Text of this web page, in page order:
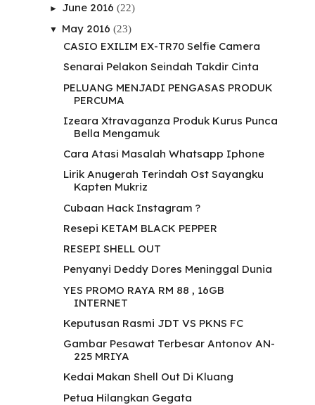
► June 2016 (22)
▼ May 2016 (23)
CASIO EXILIM EX-TR70 Selfie Camera
Senarai Pelakon Seindah Takdir Cinta
PELUANG MENJADI PENGASAS PRODUK
PERCUMA
Izeara Xtravaganza Produk Kurus Punca
Bella Mengamuk
Cara Atasi Masalah Whatsapp Iphone
Lirik Anugerah Terindah Ost Sayangku
Kapten Mukriz
Cubaan Hack Instagram ?
Resepi KETAM BLACK PEPPER
RESEPI SHELL OUT
Penyanyi Deddy Dores Meninggal Dunia
YES PROMO RAYA RM 88 , 16GB
INTERNET
Keputusan Rasmi JDT VS PKNS FC
Gambar Pesawat Terbesar Antonov AN-
225 MRIYA
Kedai Makan Shell Out Di Kluang
Petua Hilangkan Gegata